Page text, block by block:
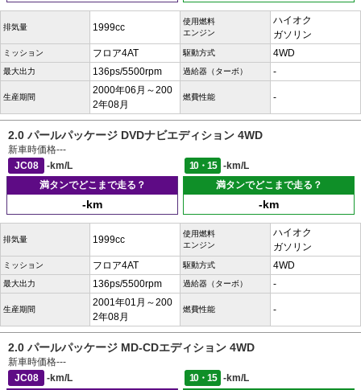
排気量 1999cc
使用燃料
エンジン
ハイオク
ガソリン
ミッション フロア4AT 駆動方式 4WD
最大出力 136ps/5500rpm 過給器（ターボ） -
生産期間
2000年06月～200
2年08月
燃費性能 -
2.0 パールパッケージ DVDナビエディション 4WD
新車時価格---
JC08
-km/L 10・15
-km/L
満タンでどこまで走る？
-km
満タンでどこまで走る？
-km
排気量 1999cc
使用燃料
エンジン
ハイオク
ガソリン
ミッション フロア4AT 駆動方式 4WD
最大出力 136ps/5500rpm 過給器（ターボ） -
生産期間
2001年01月～200
2年08月
燃費性能 -
2.0 パールパッケージ MD-CDエディション 4WD
新車時価格---
JC08
-km/L 10・15
-km/L